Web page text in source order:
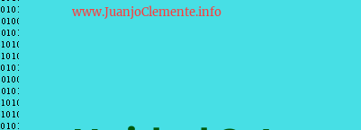
www.JuanjoClemente.info